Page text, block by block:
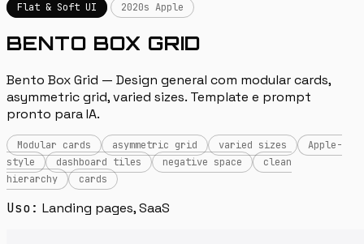
Flat & Soft UI
2020s Apple
BENTO BOX GRID
Bento Box Grid — Design general com modular cards,
asymmetric grid, varied sizes. Template e prompt
pronto para IA.
Modular cards asymmetric grid varied sizes
Apple-
style
dashboard tiles negative space
clean
hierarchy
cards
Uso: Landing pages, SaaS